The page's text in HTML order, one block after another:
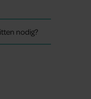
nodig?